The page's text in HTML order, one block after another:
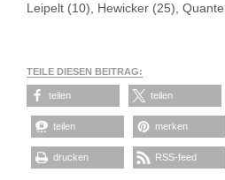
Leipelt (10), Hewicker (25), Quante
TEILE DIESEN BEITRAG:
teilen teilen
teilen merken
drucken RSS-feed